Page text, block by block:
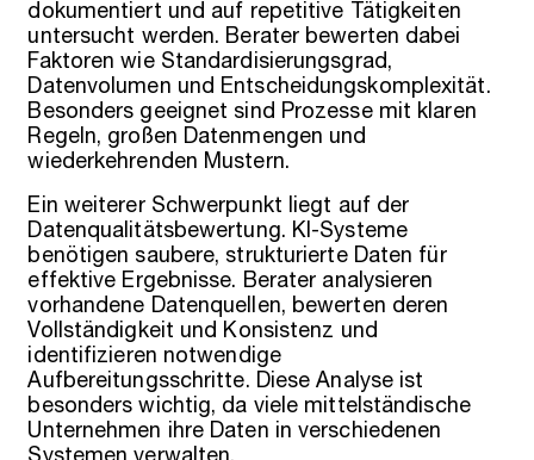
dokumentiert und auf repetitive Tätigkeiten
untersucht werden. Berater bewerten dabei
Faktoren wie Standardisierungsgrad,
Datenvolumen und Entscheidungskomplexität.
Besonders geeignet sind Prozesse mit klaren
Regeln, großen Datenmengen und
wiederkehrenden Mustern.
Ein weiterer Schwerpunkt liegt auf der
Datenqualitätsbewertung. KI-Systeme
benötigen saubere, strukturierte Daten für
effektive Ergebnisse. Berater analysieren
vorhandene Datenquellen, bewerten deren
Vollständigkeit und Konsistenz und
identifizieren notwendige
Aufbereitungsschritte. Diese Analyse ist
besonders wichtig, da viele mittelständische
Unternehmen ihre Daten in verschiedenen